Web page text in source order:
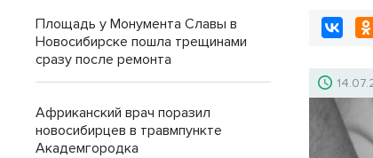
Площадь у Монумента Славы в
Новосибирске пошла трещинами
сразу после ремонта
Африканский врач поразил
новосибирцев в травмпункте
Академгородка